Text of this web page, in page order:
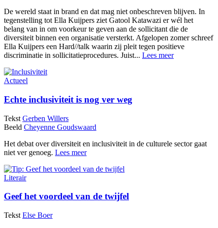
De wereld staat in brand en dat mag niet onbeschreven blijven. In
tegenstelling tot Ella Kuijpers ziet Gatool Katawazi er wél het
belang van in om voorkeur te geven aan de sollicitant die de
diversiteit binnen een organisatie versterkt. Afgelopen zomer schreef
Ella Kuijpers een Hard//talk waarin zij pleit tegen positieve
discriminatie in sollicitatieprocedures. Juist... Lees meer
Actueel
Echte inclusiviteit is nog ver weg
Tekst Gerben Willers
Beeld Cheyenne Goudswaard
Het debat over diversiteit en inclusiviteit in de culturele sector gaat
niet ver genoeg. Lees meer
Literair
Geef het voordeel van de twijfel
Tekst Else Boer